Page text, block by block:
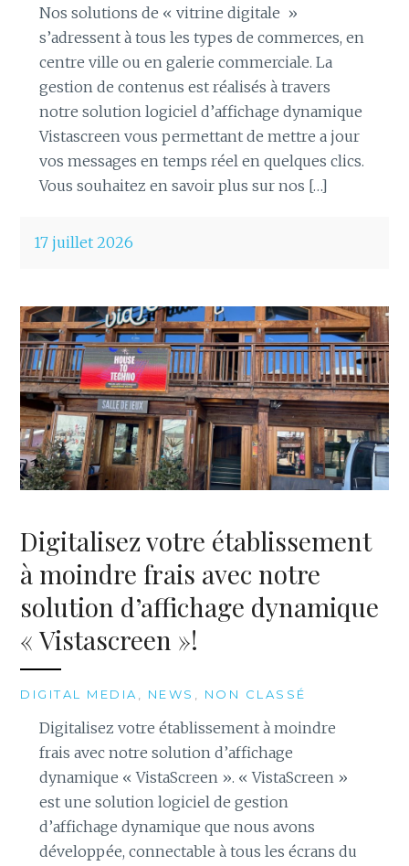
Nos solutions de « vitrine digitale »
s’adressent à tous les types de commerces, en
centre ville ou en galerie commerciale. La
gestion de contenus est réalisés à travers
notre solution logiciel d’affichage dynamique
Vistascreen vous permettant de mettre a jour
vos messages en temps réel en quelques clics.
Vous souhaitez en savoir plus sur nos […]
17 juillet 2026
Digitalisez votre établissement
à moindre frais avec notre
solution d’affichage dynamique
« Vistascreen »!
DIGITAL MEDIA NEWS NON CLASSÉ
Digitalisez votre établissement à moindre
frais avec notre solution d’affichage
dynamique « VistaScreen ». « VistaScreen »
est une solution logiciel de gestion
d’affichage dynamique que nous avons
développée, connectable à tous les écrans du